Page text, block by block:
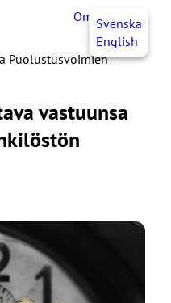
OmaJHLSvenska
English
Puolustusvoimien
vastuunsa